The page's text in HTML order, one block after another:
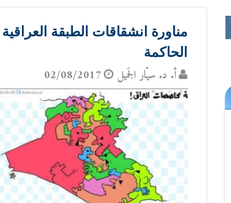
مناورة انشقاقات الطبقة العراقية
الحاكمة
أ. د. سيّار الجَميل 02/08/2017